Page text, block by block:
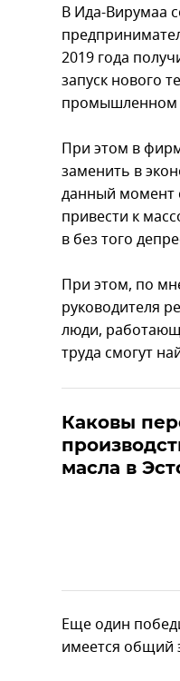
В Ида-Вирумаа
2019 года
запуск нового
промышленном
При этом в
заменить в
данный момент
привести к
в без того
При этом, по
руководителя
люди,
труда смогут
Каковы
масла в
Еще один
имеется общий